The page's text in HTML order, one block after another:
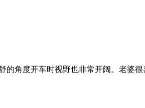
角度开车时视野也非常开阔。老婆